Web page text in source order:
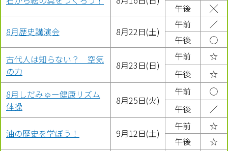
午後
╳
8月歴史講演会
8月22日(土)
午前
／
午後
◯
古代人は知らない？ 空気
の力
8月23日(日)
午前
☆
午後
☆
8月しだみゅー健康リズム
体操
8月25日(火)
午前
◯
午後
／
油の歴史を学ぼう！
9月12日(土)
午前
☆
午後
☆